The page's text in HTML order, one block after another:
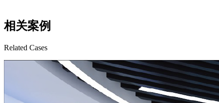
相关案例
Related Cases